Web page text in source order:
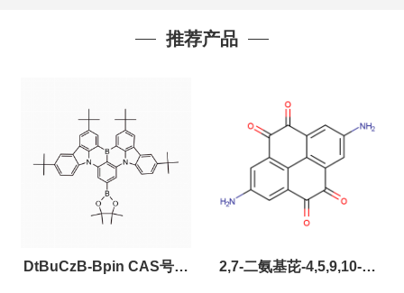
有需要也可联系。推荐产品
DtBuCzB-Bpin CAS号： 2,7-二氨基芘-4,5,9,10-四